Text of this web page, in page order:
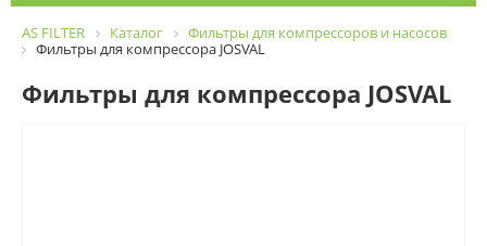
AS FILTER Каталог
Фильтры для компрессоров и насосов
Фильтры для компрессора JOSVAL
Фильтры для компрессора JOSVAL